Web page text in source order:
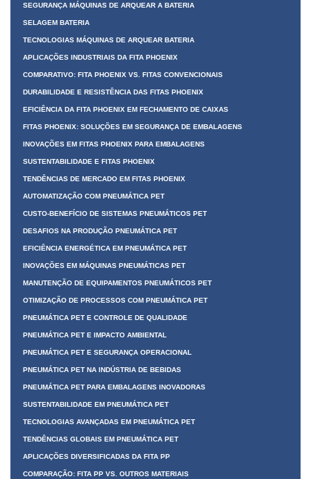
SEGURANÇA MÁQUINAS DE ARQUEAR A BATERIA
SELAGEM BATERIA
TECNOLOGIAS MÁQUINAS DE ARQUEAR BATERIA
APLICAÇÕES INDUSTRIAIS DA FITA PHOENIX
COMPARATIVO: FITA PHOENIX VS. FITAS CONVENCIONAIS
DURABILIDADE E RESISTÊNCIA DAS FITAS PHOENIX
EFICIÊNCIA DA FITA PHOENIX EM FECHAMENTO DE CAIXAS
FITAS PHOENIX: SOLUÇÕES EM SEGURANÇA DE EMBALAGENS
INOVAÇÕES EM FITAS PHOENIX PARA EMBALAGENS
SUSTENTABILIDADE E FITAS PHOENIX
TENDÊNCIAS DE MERCADO EM FITAS PHOENIX
AUTOMATIZAÇÃO COM PNEUMÁTICA PET
CUSTO-BENEFÍCIO DE SISTEMAS PNEUMÁTICOS PET
DESAFIOS NA PRODUÇÃO PNEUMÁTICA PET
EFICIÊNCIA ENERGÉTICA EM PNEUMÁTICA PET
INOVAÇÕES EM MÁQUINAS PNEUMÁTICAS PET
MANUTENÇÃO DE EQUIPAMENTOS PNEUMÁTICOS PET
OTIMIZAÇÃO DE PROCESSOS COM PNEUMÁTICA PET
PNEUMÁTICA PET E CONTROLE DE QUALIDADE
PNEUMÁTICA PET E IMPACTO AMBIENTAL
PNEUMÁTICA PET E SEGURANÇA OPERACIONAL
PNEUMÁTICA PET NA INDÚSTRIA DE BEBIDAS
PNEUMÁTICA PET PARA EMBALAGENS INOVADORAS
SUSTENTABILIDADE EM PNEUMÁTICA PET
TECNOLOGIAS AVANÇADAS EM PNEUMÁTICA PET
TENDÊNCIAS GLOBAIS EM PNEUMÁTICA PET
APLICAÇÕES DIVERSIFICADAS DA FITA PP
COMPARAÇÃO: FITA PP VS. OUTROS MATERIAIS